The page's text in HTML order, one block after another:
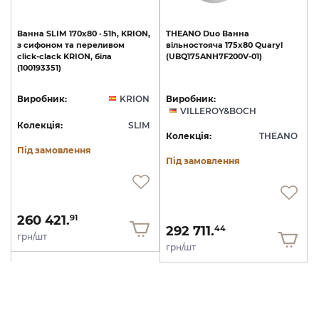
Ванна SLIM 170x80 · 51h, KRION,
з сифоном та переливом
сlick-clack KRION, біла
(100193351)
Виробник: KRION
Колекція: SLIM
Під замовлення
260 421.91
грн/шт
THEANO Duo Ванна
вільностояча 175x80 Quaryl
(UBQ175ANH7F200V-01)
Виробник:
VILLEROY&BOCH
Колекція: THEANO
Під замовлення
292 711.44
грн/шт